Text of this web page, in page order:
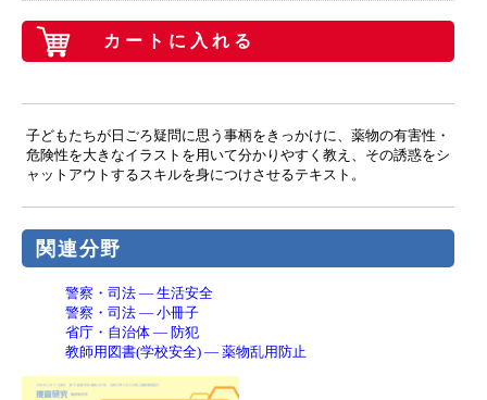
カートに入れる
子どもたちが日ごろ疑問に思う事柄をきっかけに、薬物の有害性・
危険性を大きなイラストを用いて分かりやすく教え、その誘惑をシ
ャットアウトするスキルを身につけさせるテキスト。
関連分野
警察・司法 ― 生活安全
警察・司法 ― 小冊子
省庁・自治体 ― 防犯
教師用図書(学校安全) ― 薬物乱用防止